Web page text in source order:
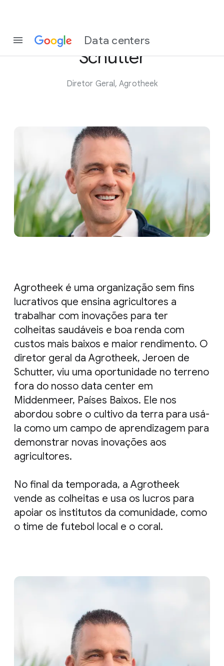
Data centers
Conheça Jeroen de
Schutter
Diretor Geral, Agrotheek
Agrotheek é uma organização sem fins
lucrativos que ensina agricultores a
trabalhar com inovações para ter
colheitas saudáveis e boa renda com
custos mais baixos e maior rendimento. O
diretor geral da Agrotheek, Jeroen de
Schutter, viu uma oportunidade no terreno
fora do nosso data center em
Middenmeer, Países Baixos. Ele nos
abordou sobre o cultivo da terra para usá-
la como um campo de aprendizagem para
demonstrar novas inovações aos
agricultores.
No final da temporada, a Agrotheek
vende as colheitas e usa os lucros para
apoiar os institutos da comunidade, como
o time de futebol local e o coral.